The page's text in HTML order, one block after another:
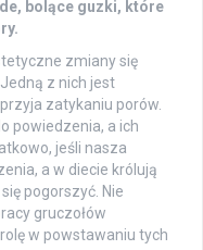
bolące guzki, które
zmiany się
z nich jest
zatykaniu porów.
powiedzenia, a ich
jeśli nasza
a w diecie królują
pogorszyć. Nie
gruczołów
w powstawaniu tych